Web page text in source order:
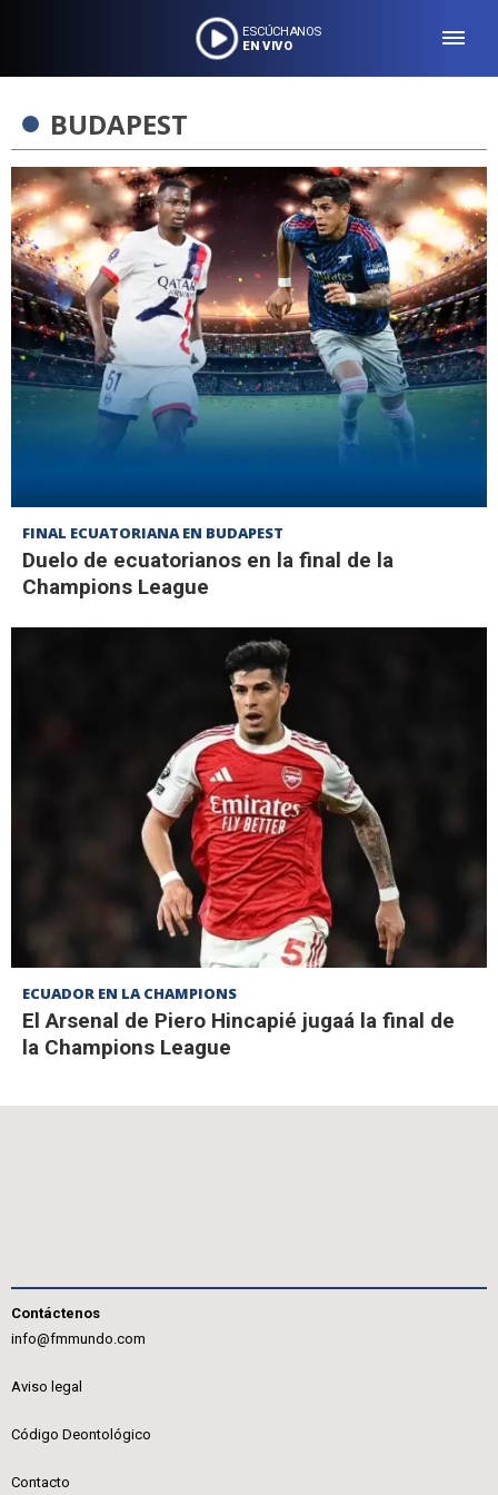
ESCÚCHANOS
EN VIVO
BUDAPEST
FINAL ECUATORIANA EN BUDAPEST
Duelo de ecuatorianos en la final de la
Champions League
ECUADOR EN LA CHAMPIONS
El Arsenal de Piero Hincapié jugaá la final de
la Champions League
Contáctenos
info@fmmundo.com
Aviso legal
Código Deontológico
Contacto